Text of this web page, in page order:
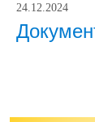
24.12.2024